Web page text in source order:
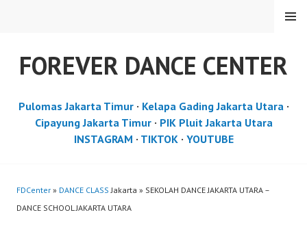
FOREVER DANCE CENTER
MENU
Pulomas Jakarta Timur· Kelapa Gading Jakarta Utara·
Cipayung Jakarta Timur· PIK Pluit Jakarta Utara
INSTAGRAM · TIKTOK· YOUTUBE
FDCenter » DANCE CLASS Jakarta » SEKOLAH DANCE JAKARTA UTARA –
DANCE SCHOOL JAKARTA UTARA